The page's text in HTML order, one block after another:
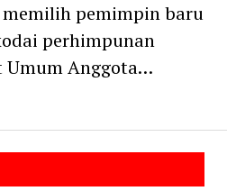
pemimpin baru
perhimpunan
Umum Anggota…